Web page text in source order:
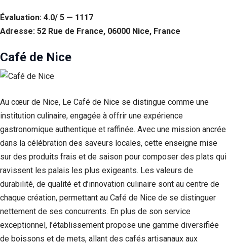
Évaluation: 4.0/ 5 — 1117
Adresse: 52 Rue de France, 06000 Nice, France
Café de Nice
Au cœur de Nice, Le Café de Nice se distingue comme une
institution culinaire, engagée à offrir une expérience
gastronomique authentique et raffinée. Avec une mission ancrée
dans la célébration des saveurs locales, cette enseigne mise
sur des produits frais et de saison pour composer des plats qui
ravissent les palais les plus exigeants. Les valeurs de
durabilité, de qualité et d’innovation culinaire sont au centre de
chaque création, permettant au Café de Nice de se distinguer
nettement de ses concurrents. En plus de son service
exceptionnel, l’établissement propose une gamme diversifiée
de boissons et de mets, allant des cafés artisanaux aux